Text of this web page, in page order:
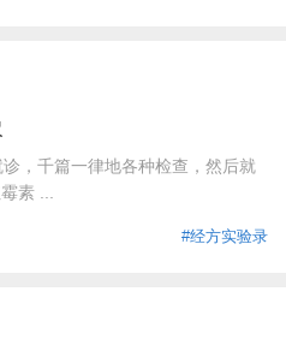
，千篇一律地各种检查，然后就
素 ...
#经方实验录